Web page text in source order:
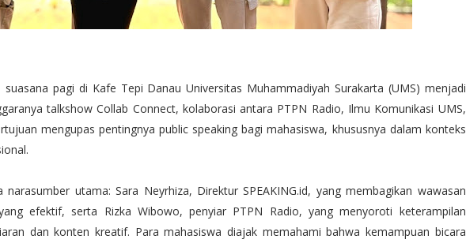
pagi di Kafe Tepi Danau Universitas Muhammadiyah Surakarta (UMS) menjadi
talkshow Collab Connect, kolaborasi antara PTPN Radio, Ilmu Komunikasi UMS,
mengupas pentingnya public speaking bagi mahasiswa, khususnya dalam konteks
narasumber utama: Sara Neyrhiza, Direktur SPEAKING.id, yang membagikan wawasan
efektif, serta Rizka Wibowo, penyiar PTPN Radio, yang menyoroti keterampilan
dan konten kreatif. Para mahasiswa diajak memahami bahwa kemampuan bicara